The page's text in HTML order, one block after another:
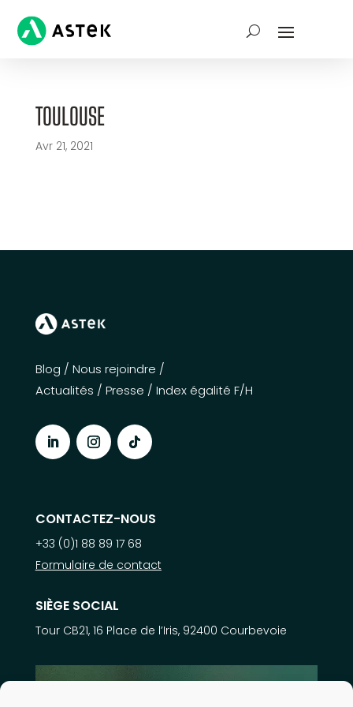
TOULOUSE
Avr 21, 2021
Blog / Nous rejoindre /
Actualités / Presse / Index égalité F/H
CONTACTEZ-NOUS
+33 (0)1 88 89 17 68
Formulaire de contact
SIÈGE SOCIAL
Tour CB21, 16 Place de l’Iris, 92400 Courbevoie